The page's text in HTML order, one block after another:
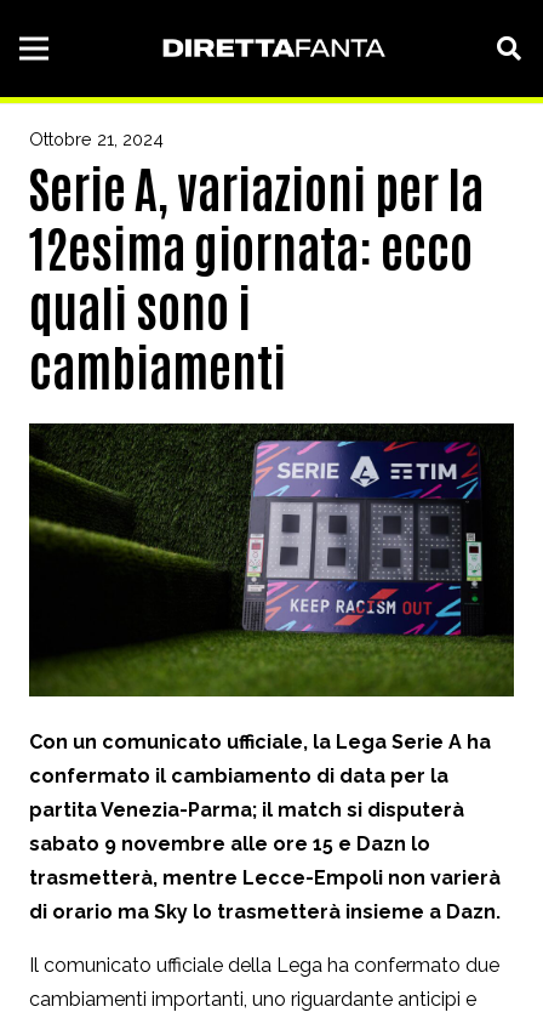
Ottobre 21, 2024
Serie A, variazioni per la
12esima giornata: ecco
quali sono i
cambiamenti
Con un comunicato ufficiale, la Lega Serie A ha
confermato il cambiamento di data per la
partita Venezia-Parma; il match si disputerà
sabato 9 novembre alle ore 15 e Dazn lo
trasmetterà, mentre Lecce-Empoli non varierà
di orario ma Sky lo trasmetterà insieme a Dazn.
Il comunicato ufficiale della Lega ha confermato due
cambiamenti importanti, uno riguardante anticipi e